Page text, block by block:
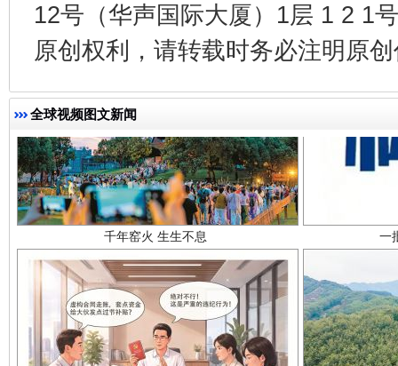
12号（华声国际大厦）1层 1 2 1
原创权利，请转载时务必注明原
全球视频图文新闻